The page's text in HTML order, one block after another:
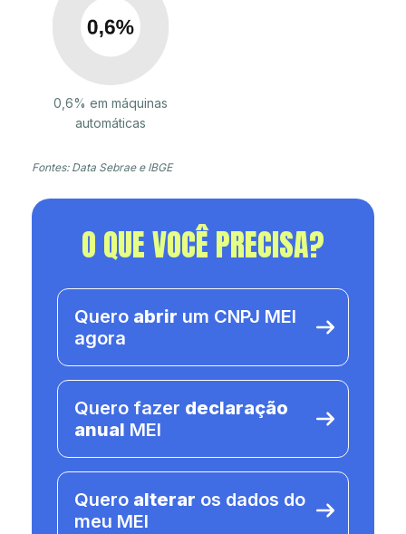
0,6% em máquinas
automáticas
Fontes: Data Sebrae e IBGE
O QUE VOCÊ PRECISA?
Quero abrir um CNPJ MEI
agora
Quero fazer declaração
anual MEI
Quero alterar os dados do
meu MEI